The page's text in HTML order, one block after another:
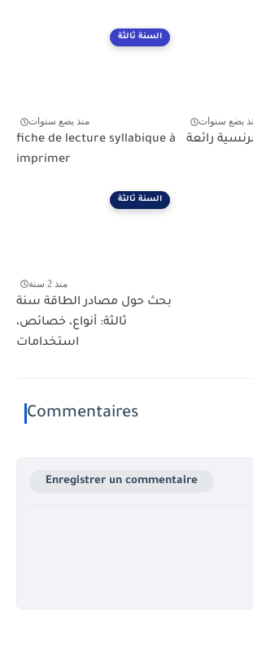
السنة ثالثة
منذ بضع سنوات
fiche de lecture syllabique à
imprimer
بضع سنوات
السنة ثالثة
منذ 2 سنة
بحث حول مصادر الطاقة سنة
ثالثة: أنواع، خصائص،
استخدامات
Commentaires
Enregistrer un commentaire